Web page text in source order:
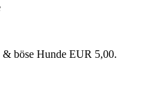
böse Hunde EUR 5,00.